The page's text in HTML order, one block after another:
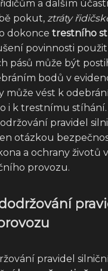
a dalším
pokut, ztráty
dokonce trestního
povinnosti
pásů může být
bodů v
může vést k
i k trestnímu stíhání.
pravidel
otázkou
a ochrany životů
provozu.
pravidel